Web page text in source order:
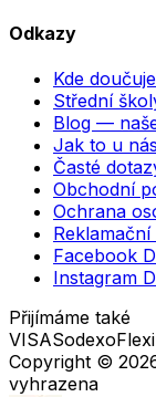
Odkazy
Kde
Střední
Blog —
Jak to u
Časté
Obchodní
Ochrana
Reklamační
Facebook
Instagram
Přijímáme také
VISASodexo
Copyright ©
vyhrazena